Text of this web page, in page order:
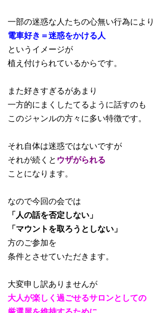
一部の迷惑な人たちの心無い行為により
電車好き＝迷惑をかける人
というイメージが
植え付けられているからです。
また好きすぎるがあまり
一方的にまくしたてるように話すのも
このジャンルの方々に多い特徴です。
それ自体は迷惑ではないですが
それが続くと ウザがられる
ことになります。
なので今回の会では
「人の話を否定しない」
「マウントを取ろうとしない」
方のご参加を
条件とさせていただきます。
大変申し訳ありませんが
大人が楽しく過ごせるサロンとしての